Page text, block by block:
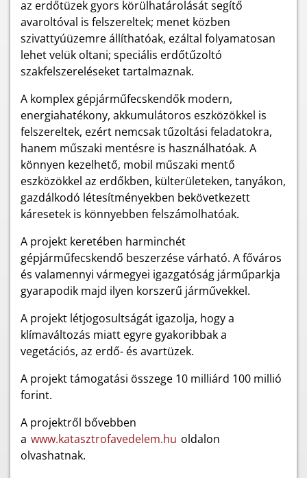
az erdőtüzek gyors körülhatárolását segítő
avaroltóval is felszereltek; menet közben
szivattyúüzemre állíthatóak, ezáltal folyamatosan
lehet velük oltani; speciális erdőtűzoltó
szakfelszereléseket tartalmaznak.
A komplex gépjárműfecskendők modern,
energiahatékony, akkumulátoros eszközökkel is
felszereltek, ezért nemcsak tűzoltási feladatokra,
hanem műszaki mentésre is használhatóak. A
könnyen kezelhető, mobil műszaki mentő
eszközökkel az erdőkben, külterületeken, tanyákon,
gazdálkodó létesítményekben bekövetkezett
káresetek is könnyebben felszámolhatóak.
A projekt keretében harminchét
gépjárműfecskendő beszerzése várható. A főváros
és valamennyi vármegyei igazgatóság járműparkja
gyarapodik majd ilyen korszerű járművekkel.
A projekt létjogosultságát igazolja, hogy a
klímaváltozás miatt egyre gyakoribbak a
vegetációs, az erdő- és avartüzek.
A projekt támogatási összege 10 milliárd 100 millió
forint.
A projektről bővebben
a www.katasztrofavedelem.hu oldalon
olvashatnak.